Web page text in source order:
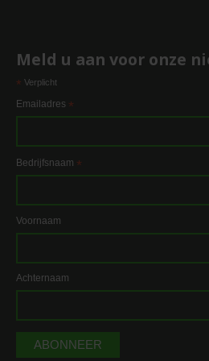
Meld u aan voor onze
* Verplicht
Emailadres *
Bedrijfsnaam *
Voornaam
Achternaam